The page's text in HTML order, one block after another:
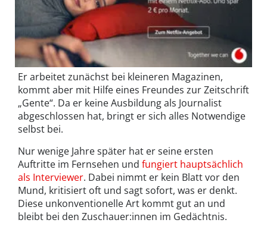
Er arbeitet zunächst bei kleineren Magazinen,
kommt aber mit Hilfe eines Freundes zur Zeitschrift
„Gente“. Da er keine Ausbildung als Journalist
abgeschlossen hat, bringt er sich alles Notwendige
selbst bei.
Nur wenige Jahre später hat er seine ersten
Auftritte im Fernsehen und fungiert hauptsächlich
als Interviewer. Dabei nimmt er kein Blatt vor den
Mund, kritisiert oft und sagt sofort, was er denkt.
Diese unkonventionelle Art kommt gut an und
bleibt bei den Zuschauer:innen im Gedächtnis.